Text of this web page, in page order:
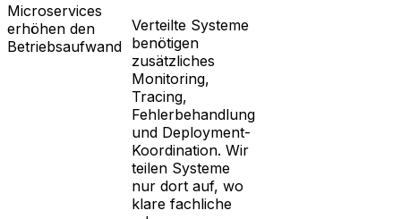
Microservices
erhöhen den
Betriebsaufwand
Verteilte Systeme
benötigen
zusätzliches
Monitoring,
Tracing,
Fehlerbehandlung
und Deployment-
Koordination. Wir
teilen Systeme
nur dort auf, wo
klare fachliche